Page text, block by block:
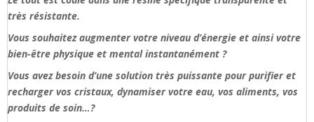
très résistante.
Vous souhaitez augmenter votre niveau d’énergie et ainsi votre
bien-être physique et mental instantanément ?
Vous avez besoin d’une solution très puissante pour purifier et
recharger vos cristaux, dynamiser votre eau, vos aliments, vos
produits de soin…?